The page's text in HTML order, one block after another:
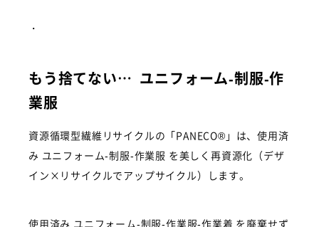
・
もう捨てない… ユニフォーム-制服-作
業服
資源循環型繊維リサイクルの「PANECO®」は、使用済
み ユニフォーム-制服-作業服 を美しく再資源化（デザ
イン×リサイクルでアップサイクル）します。
使用済み ユニフォーム-制服-作業服-作業着 を廃棄せず